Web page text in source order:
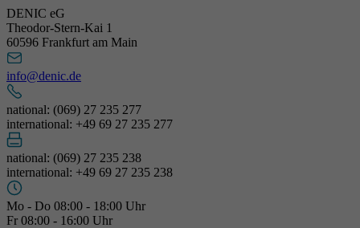
DENIC eG
Theodor-Stern-Kai 1
60596 Frankfurt am Main
info@denic.de
national: (069) 27 235 277
international: +49 69 27 235 277
national: (069) 27 235 238
international: +49 69 27 235 238
Mo - Do 08:00 - 18:00 Uhr
Fr 08:00 - 16:00 Uhr